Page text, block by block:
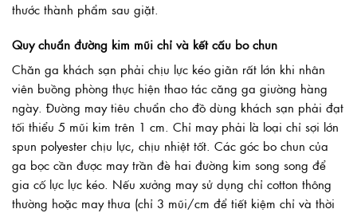
thước thành phẩm sau giặt.
Quy chuẩn đường kim mũi chỉ và kết cấu bo chun
Chăn ga khách sạn phải chịu lực kéo giãn rất lớn khi nhân
viên buồng phòng thực hiện thao tác căng ga giường hàng
ngày. Đường may tiêu chuẩn cho đồ dùng khách sạn phải đạt
tối thiểu 5 mũi kim trên 1 cm. Chỉ may phải là loại chỉ sợi lớn
spun polyester chịu lực, chịu nhiệt tốt. Các góc bo chun của
ga bọc cần được may trần đè hai đường kim song song để
gia cố lực lực kéo. Nếu xưởng may sử dụng chỉ cotton thông
thường hoặc may thưa (chỉ 3 mũi/cm để tiết kiệm chỉ và thời